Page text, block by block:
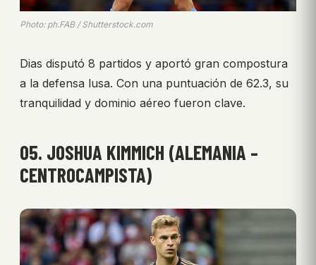
Photo: ph.FAB / Shutterstock.com
Dias disputó 8 partidos y aportó gran compostura
a la defensa lusa. Con una puntuación de 62.3, su
tranquilidad y dominio aéreo fueron clave.
05. JOSHUA KIMMICH (ALEMANIA –
CENTROCAMPISTA)